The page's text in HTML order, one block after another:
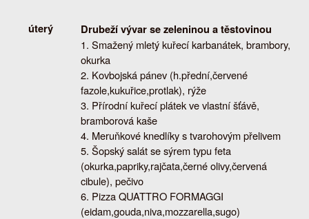
úterý
Drubeží vývar se zeleninou a těstovinou
Smažený mletý kuřecí karbanátek, brambory,
okurka
Kovbojská pánev (h.přední,červené
fazole,kukuřice,protlak), rýže
Přírodní kuřecí plátek ve vlastní šťávě,
bramborová kaše
Meruňkové knedlíky s tvarohovým přelivem
Šopský salát se sýrem typu feta
(okurka,papriky,rajčata,černé olivy,červená
cibule), pečivo
Pizza QUATTRO FORMAGGI
(eidam,gouda,niva,mozzarella,sugo)